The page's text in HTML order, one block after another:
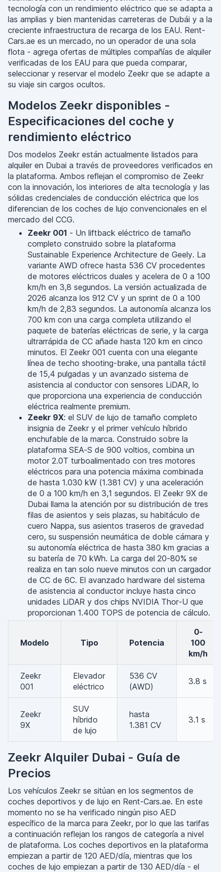
tecnología con un rendimiento eléctrico que se adapta a
las amplias y bien mantenidas carreteras de Dubái y a la
creciente infraestructura de recarga de los EAU. Rent-
Cars.ae es un mercado, no un operador de una sola
flota - agrega ofertas de múltiples compañías de alquiler
verificadas de los EAU para que pueda comparar,
seleccionar y reservar el modelo Zeekr que se adapte a
su viaje sin cargos ocultos.
Modelos Zeekr disponibles -
Especificaciones del coche y
rendimiento eléctrico
Dos modelos Zeekr están actualmente listados para
alquiler en Dubai a través de proveedores verificados en
la plataforma. Ambos reflejan el compromiso de Zeekr
con la innovación, los interiores de alta tecnología y las
sólidas credenciales de conducción eléctrica que los
diferencian de los coches de lujo convencionales en el
mercado del CCG.
Zeekr 001 - Un liftback eléctrico de tamaño
completo construido sobre la plataforma
Sustainable Experience Architecture de Geely. La
variante AWD ofrece hasta 536 CV procedentes
de motores eléctricos duales y acelera de 0 a 100
km/h en 3,8 segundos. La versión actualizada de
2026 alcanza los 912 CV y un sprint de 0 a 100
km/h de 2,83 segundos. La autonomía alcanza los
700 km con una carga completa utilizando el
paquete de baterías eléctricas de serie, y la carga
ultrarrápida de CC añade hasta 120 km en cinco
minutos. El Zeekr 001 cuenta con una elegante
línea de techo shooting-brake, una pantalla táctil
de 15,4 pulgadas y un avanzado sistema de
asistencia al conductor con sensores LiDAR, lo
que proporciona una experiencia de conducción
eléctrica realmente premium.
Zeekr 9X: el SUV de lujo de tamaño completo
insignia de Zeekr y el primer vehículo híbrido
enchufable de la marca. Construido sobre la
plataforma SEA-S de 900 voltios, combina un
motor 2.0T turboalimentado con tres motores
eléctricos para una potencia máxima combinada
de hasta 1.030 kW (1.381 CV) y una aceleración
de 0 a 100 km/h en 3,1 segundos. El Zeekr 9X de
Dubai llama la atención por su distribución de tres
filas de asientos y seis plazas, su habitáculo de
cuero Nappa, sus asientos traseros de gravedad
cero, su suspensión neumática de doble cámara y
su autonomía eléctrica de hasta 380 km gracias a
su batería de 70 kWh. La carga del 20-80% se
realiza en tan solo nueve minutos con un cargador
de CC de 6C. El avanzado hardware del sistema
de asistencia al conductor incluye hasta cinco
unidades LiDAR y dos chips NVIDIA Thor-U que
proporcionan 1.400 TOPS de potencia de cálculo.
Modelo Tipo Potencia
0-
100
km/h
Zeekr
001
Elevador
eléctrico
536 CV
(AWD)
3.8 s
Zeekr
9X
SUV
híbrido
de lujo
hasta
1.381 CV
3.1 s
Zeekr Alquiler Dubai - Guía de
Precios
Los vehículos Zeekr se sitúan en los segmentos de
coches deportivos y de lujo en Rent-Cars.ae. En este
momento no se ha verificado ningún piso AED
específico de la marca para Zeekr, por lo que las tarifas
a continuación reflejan los rangos de categoría a nivel
de plataforma. Los coches deportivos en la plataforma
empiezan a partir de 120 AED/día, mientras que los
coches de lujo empiezan a partir de 130 AED/día - el